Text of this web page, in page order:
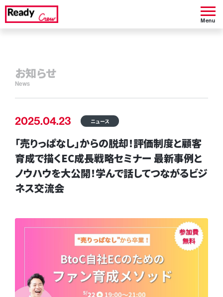
Menu
お知らせ
News
2025.04.23 ニュース
「売りっぱなし」からの脱却！評価制度と顧客
育成で描くEC成長戦略セミナー 最新事例と
ノウハウを大公開！学んで話してつながるビジ
ネス交流会